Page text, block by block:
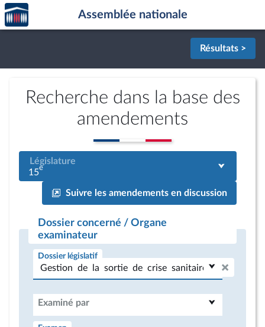
Aller au contenu
Aller en bas de la page
Accèder
à la
page
Assemblée nationale
Résultats >
Recherche dans la base des
amendements
Législature
15e
Suivre les amendements en discussion
Dossier concerné / Organe
examinateur
Dossier législatif
Examiné par